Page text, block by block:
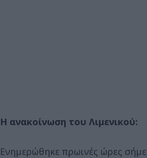
Η ανακοίνωση του Λιμενικού:
Ενημερώθηκε πρωινές ώρες